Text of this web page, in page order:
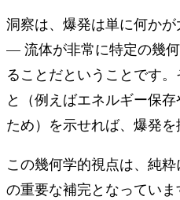
洞察は、爆発は単に何か
— 流体が非常に特定の幾
ることだということです
と（例えばエネルギー保
ため）を示せれば、爆発を
この幾何学的視点は、純
の重要な補完となっていま